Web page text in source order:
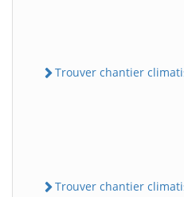
Trouver chantier
Trouver chantier